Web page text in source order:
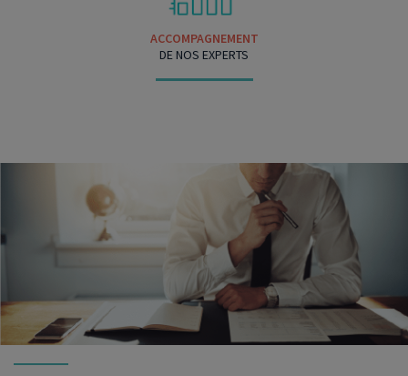
ACCOMPAGNEMENT
DE NOS EXPERTS